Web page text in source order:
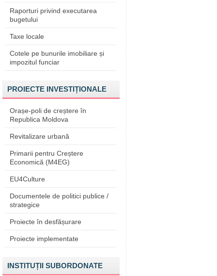
Raporturi privind executarea
bugetului
Taxe locale
Cotele pe bunurile imobiliare și
impozitul funciar
PROIECTE INVESTIȚIONALE
Orașe-poli de creștere în
Republica Moldova
Revitalizare urbană
Primarii pentru Creștere
Economică (M4EG)
EU4Culture
Documentele de politici publice /
strategice
Proiecte în desfășurare
Proiecte implementate
INSTITUȚII SUBORDONATE